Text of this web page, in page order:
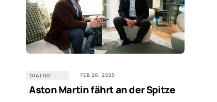
DIALOG FEB 28, 2025
Aston Martin fährt an der Spitze